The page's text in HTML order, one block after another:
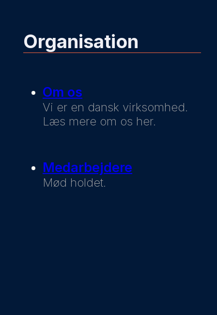
Organisation
Om os
Vi er en dansk virksomhed.
Læs mere om os her.
Medarbejdere
Mød holdet.